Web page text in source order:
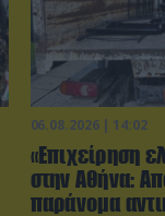
06.08.2026 | 14:02
«Επιχείρηση
στην Αθήνα:
παράνομα